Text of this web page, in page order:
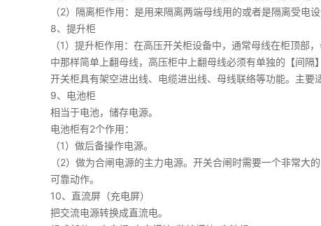
（2）隔离柜作用：是用来隔离两端母线用的或者是隔离受
8、提升柜
（1）提升柜作用：在高压开关柜设备中，通常母线在柜顶
中那样简单上翻母线，高压柜中上翻母线必须有单独的【间隔
开关柜具有架空进出线、电缆进出线、母线联络等功能。主要
9、电池柜
相当于电池，储存电源。
电池柜有2个作用：
（1）做后备操作电源。
（2）做为合闸电源的主力电源。开关合闸时需要一个非常
可靠动作。
10、直流屏（充电屏）
把交流电源转换成直流电。